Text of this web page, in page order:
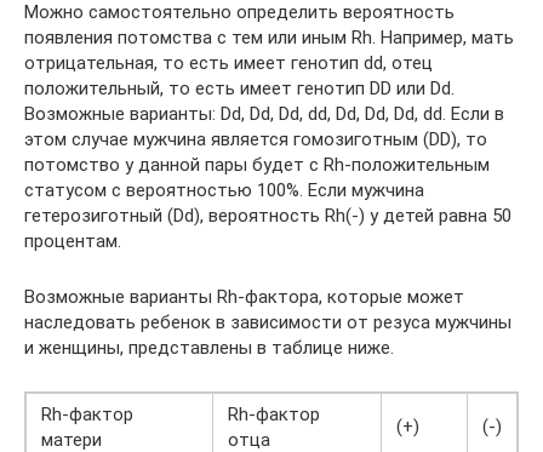
Можно самостоятельно определить вероятность
появления потомства с тем или иным Rh. Например, мать
отрицательная, то есть имеет генотип dd, отец
положительный, то есть имеет генотип DD или Dd.
Возможные варианты: Dd, Dd, Dd, dd, Dd, Dd, Dd, dd. Если в
этом случае мужчина является гомозиготным (DD), то
потомство у данной пары будет c Rh-положительным
статусом с вероятностью 100%. Если мужчина
гетерозиготный (Dd), вероятность Rh(-) у детей равна 50
процентам.
Возможные варианты Rh-фактора, которые может
наследовать ребенок в зависимости от резуса мужчины
и женщины, представлены в таблице ниже.
Rh-фактор
матери
Rh-фактор
отца
(+) (-)